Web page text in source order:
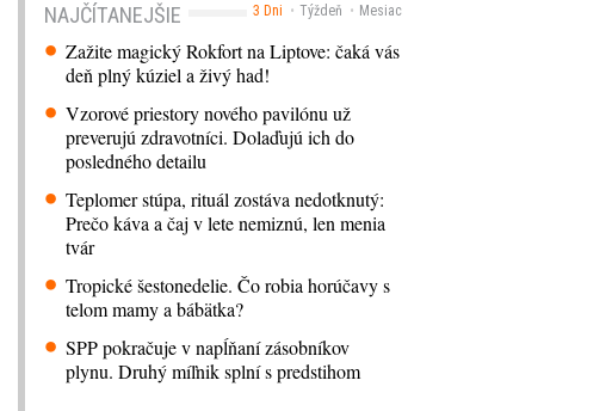
3 Dni Týždeň Mesiac
NAJČÍTANEJŠIE
Zažite magický Rokfort na Liptove: čaká vás
deň plný kúziel a živý had!
Vzorové priestory nového pavilónu už
preverujú zdravotníci. Dolaďujú ich do
posledného detailu
Teplomer stúpa, rituál zostáva nedotknutý:
Prečo káva a čaj v lete nemiznú, len menia
tvár
Tropické šestonedelie. Čo robia horúčavy s
telom mamy a bábätka?
SPP pokračuje v napĺňaní zásobníkov
plynu. Druhý míľnik splní s predstihom